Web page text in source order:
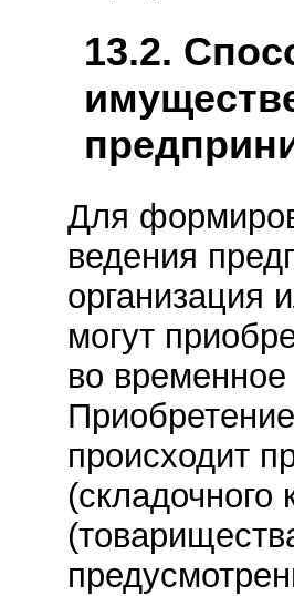
13.2.
Для
ведения
организация
могут
во
происходит
(складочного